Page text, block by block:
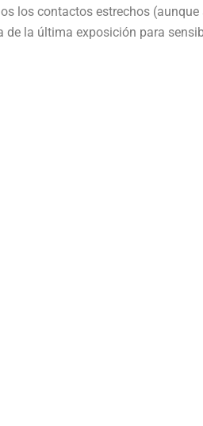
los contactos estrechos (aunque
la última exposición para